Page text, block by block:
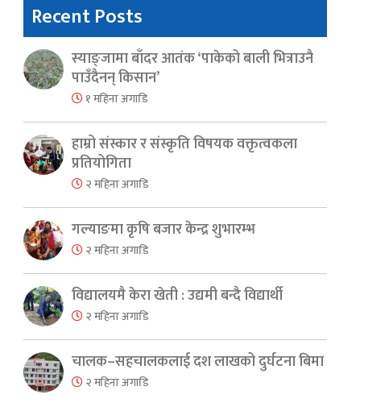
Recent Posts
स्याङ्जामा बाँदर आतंक ‘पाकेको बाली भित्राउनै
पाउँदैनन् किसान’
१ महिना अगाडि
हाम्रो संस्कार र संस्कृति विषयक वक्तृत्वकला
प्रतियोगिता
२ महिना अगाडि
गल्याङमा कृषि बजार केन्द्र शुभारम्भ
२ महिना अगाडि
विद्यालयमै केरा खेती : उद्यमी बन्दै विद्यार्थी
२ महिना अगाडि
चालक–सहचालकलाई दश लाखको दुर्घटना बिमा
२ महिना अगाडि